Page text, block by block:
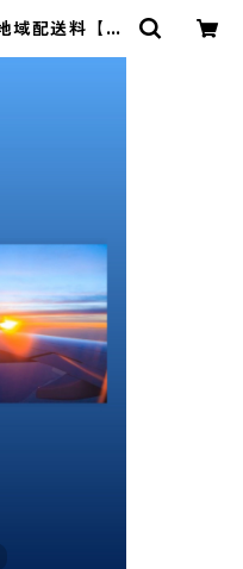
域配送料【中